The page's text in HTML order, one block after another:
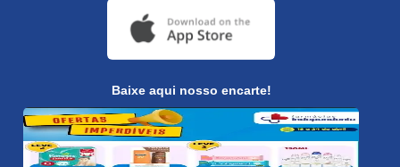
Baixe aqui nosso encarte!